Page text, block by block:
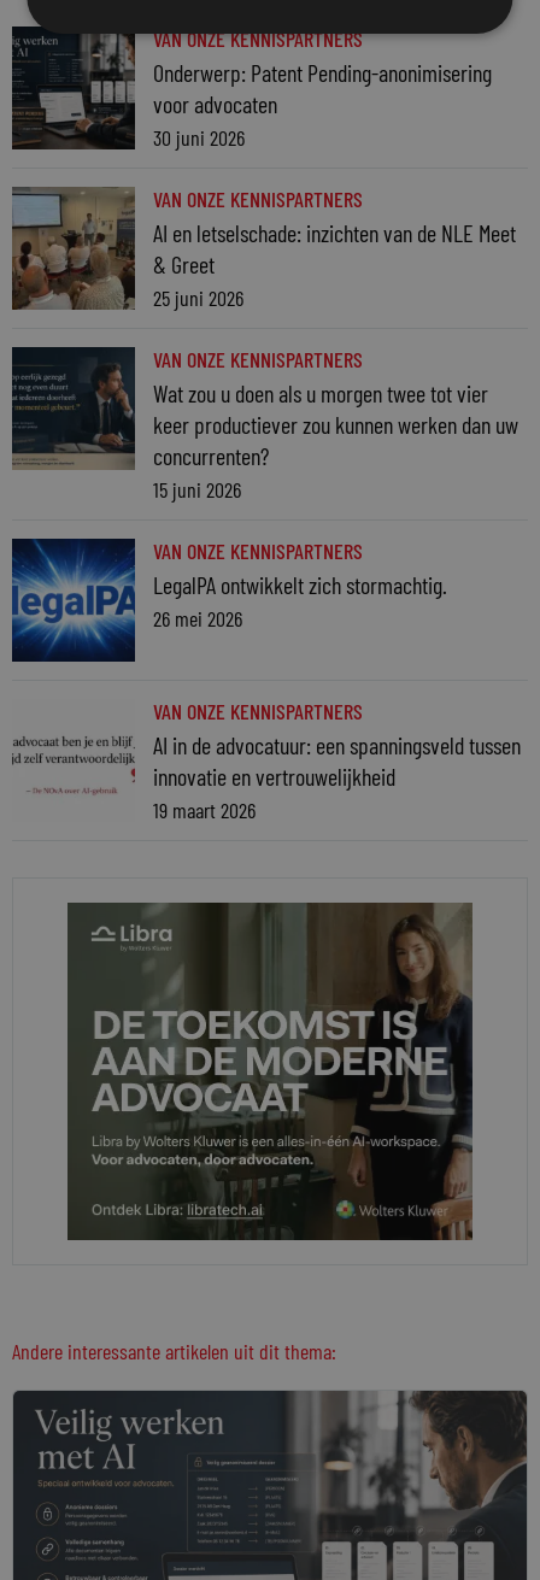
VAN ONZE KENNISPARTNERS
Onderwerp: Patent Pending-anonimisering
voor advocaten
30 juni 2026
VAN ONZE KENNISPARTNERS
AI en letselschade: inzichten van de NLE Meet
& Greet
25 juni 2026
VAN ONZE KENNISPARTNERS
Wat zou u doen als u morgen twee tot vier
keer productiever zou kunnen werken dan uw
concurrenten?
15 juni 2026
VAN ONZE KENNISPARTNERS
LegalPA ontwikkelt zich stormachtig.
26 mei 2026
VAN ONZE KENNISPARTNERS
AI in de advocatuur: een spanningsveld tussen
innovatie en vertrouwelijkheid
19 maart 2026
Andere interessante artikelen uit dit thema: